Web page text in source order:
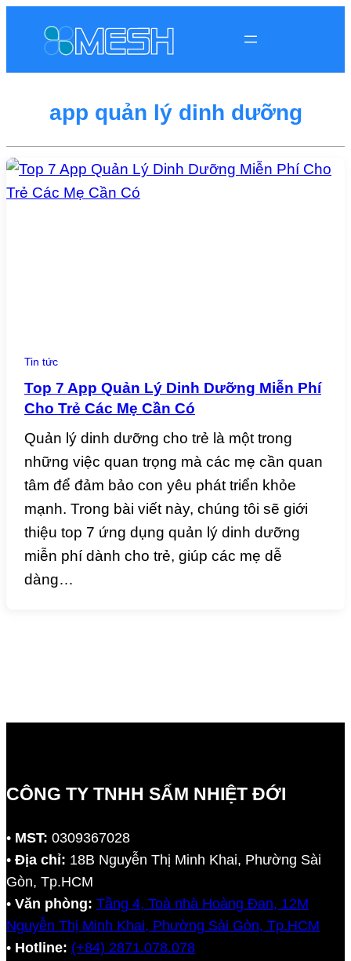
app quản lý dinh dưỡng
Tin tức
Top 7 App Quản Lý Dinh Dưỡng Miễn Phí
Cho Trẻ Các Mẹ Cần Có
Quản lý dinh dưỡng cho trẻ là một trong
những việc quan trọng mà các mẹ cần quan
tâm để đảm bảo con yêu phát triển khỏe
mạnh. Trong bài viết này, chúng tôi sẽ giới
thiệu top 7 ứng dụng quản lý dinh dưỡng
miễn phí dành cho trẻ, giúp các mẹ dễ
dàng…
CÔNG TY TNHH SẤM NHIỆT ĐỚI
• MST: 0309367028
• Địa chỉ: 18B Nguyễn Thị Minh Khai, Phường Sài
Gòn, Tp.HCM
• Văn phòng: Tầng 4, Toà nhà Hoàng Đan, 12M
Nguyễn Thị Minh Khai, Phường Sài Gòn, Tp.HCM
• Hotline: (+84) 2871.078.078